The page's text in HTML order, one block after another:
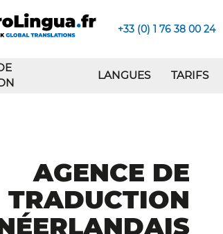
+33 (0) 1 76 38 00 24
LANGUES TARIFS
AGENCE DE
TRADUCTION